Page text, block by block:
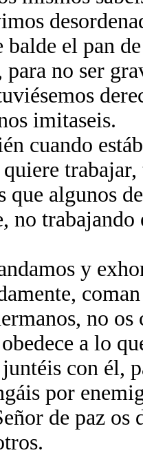
el pan
no ser
imitaseis.
cuando
que algunos
no
y
no os
a lo
con él,
por
de paz os